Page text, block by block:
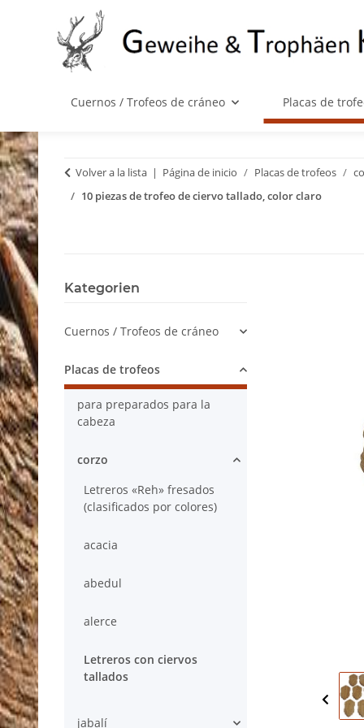
Cuernos / Trofeos de cráneo Placas de
Volver a la lista Página de inicio Placas de trofeos
10 piezas de trofeo de ciervo tallado, color claro
Kategorien
Cuernos / Trofeos de cráneo
Placas de trofeos
para preparados para la
cabeza
corzo
Letreros «Reh» fresados
(clasificados por colores)
acacia
abedul
alerce
Letreros con ciervos
tallados
jabalí